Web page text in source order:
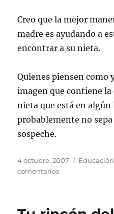
Creo que la mejor
madre es ayudando a
encontrar a su nieta.
Quienes piensen como
imagen que contiene la
nieta que está en
probablemente no
sospeche.
Publicado
el
4 octubre, 2007 Categorías
comentariosen